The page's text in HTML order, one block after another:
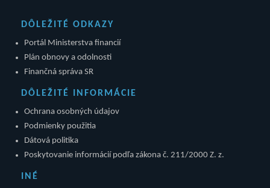
DÔLEŽITÉ ODKAZY
Portál Ministerstva financií
Plán obnovy a odolnosti
Finančná správa SR
DÔLEŽITÉ INFORMÁCIE
Ochrana osobných údajov
Podmienky použitia
Dátová politika
Poskytovanie informácií podľa zákona č. 211/2000 Z. z.
INÉ